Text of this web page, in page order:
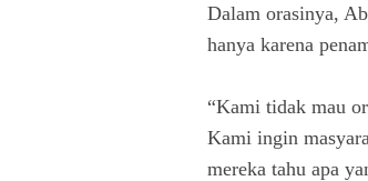
Dalam orasinya,
hanya karena
“Kami tidak mau
Kami ingin
mereka tahu apa